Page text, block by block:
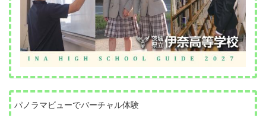
パノラマビューでバーチャル体験